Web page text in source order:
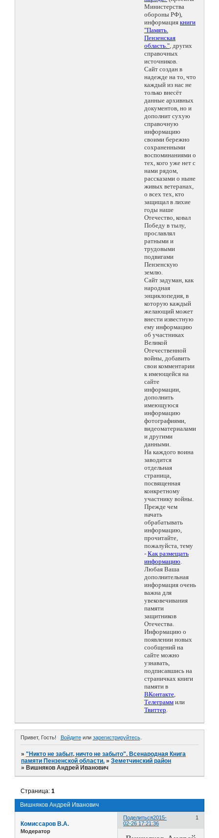
Министерства
обороны РФ),
информация книги
"Память.
Пензенская
область.", других
справочных
источников.
Сайт создан в
надежде на то, что
каждый из нас не
только внесёт
данные архивных
документов, но и
дополнит сухую
справочную
информацию
своими бережно
сохраненными
воспоминаниями о
тех, кого уже нет с
нами рядом,
рассказами о ныне
живых ветеранах,
о всех тех, кто
защищал в лихие
годы наше
Отечество, ковал
Победу в тылу,
прославлял
ратными и
трудовыми
подвигами
Пензенскую
землю.
Сайт задуман, как
народная
энциклопедия, в
которую каждый
желающий может
внести известную
ему информацию
об участниках
Великой
Отечественной
войны, добавить
свои комментарии
к имеющейся на
сайте
информации,
дополнить
имеющуюся
информацию
фотографиями,
видеоматериалами
и другими
данными.
На каждого воина
заводится
отдельная
страница,
посвященная
конкретному
участнику войны.
Прежде чем
начать
обрабатывать
информацию,
прочитайте,
пожалуйста, тему
- Как размещать
информацию.
Любая Ваша
дополнительная
информация очень
важна для
увековечивания
памяти
защитников
Отечества.
Информацию о
появлении новых
сообщений на
сайте можно
узнавать,
подписавшись на
страничках книги
памяти в
ВКонтакте,
Телеграмм или
Твиттер.
Привет, Гость! Войдитеили зарегистрируйтесь.
»"Никто не забыт, ничто не забыто". Всенародная Книга
памяти Пензенской области. »Земетчинский район
» Вишняков Андрей Иванович
Вишняков Андрей Иванович
Страница:1
Поделиться 1
2015-
02-26 17:21:36
Комиссаров В.А.
Модератор